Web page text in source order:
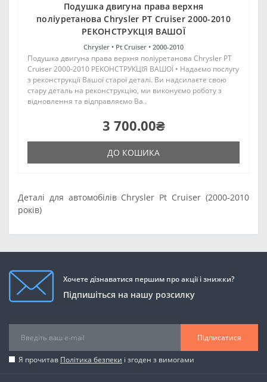
Подушка двигуна права верхня
поліуретанова Chrysler PT Cruiser 2000-2010
РЕКОНСТРУКЦІЯ ВАШОЇ
Chrysler • Pt Cruiser • 2000-2010
Подушка двигуна права верхня поліуретанова Chrysler PT
Cruiser 2000-2010 РЕКОНСТРУКЦІЯ ВАШОЇ • Надаємо послугу
з реконструкції Вашої старої деталі. Ви надсилаєте свою
стару деталь на реконструкцію, ми виконуємо роботу з
відновлення та відправляємо Ва..
3 700.00₴
ДО КОШИКА
Деталі для автомобілів Chrysler Pt Cruiser (2000-2010
років)
Хочете дізнаватися першим про акції і знижки?
Підпишіться на нашу розсилку
Підписатися
Я прочитав Політика безпеки і згоден з вимогами